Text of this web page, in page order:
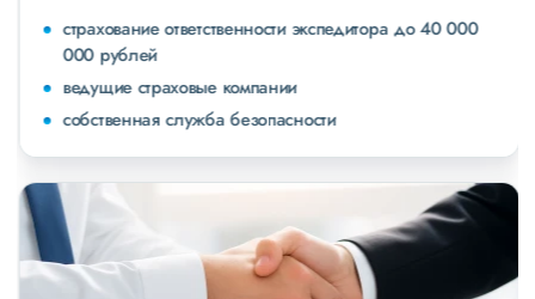
страхование ответственности экспедитора до 40 000
000 рублей
ведущие страховые компании
собственная служба безопасности